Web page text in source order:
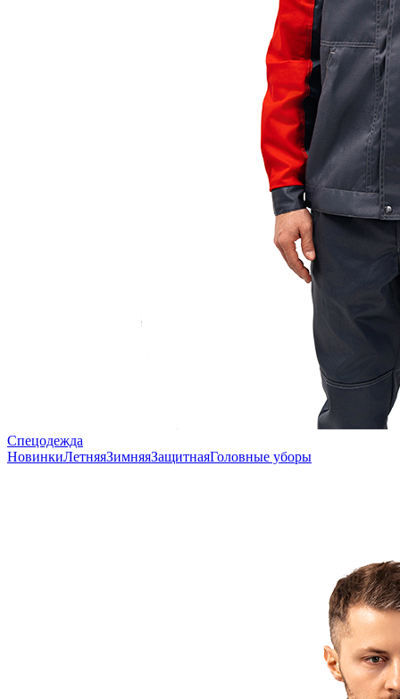
Спецодежда
НовинкиЛетняяЗимняяЗащитнаяГоловные уборы